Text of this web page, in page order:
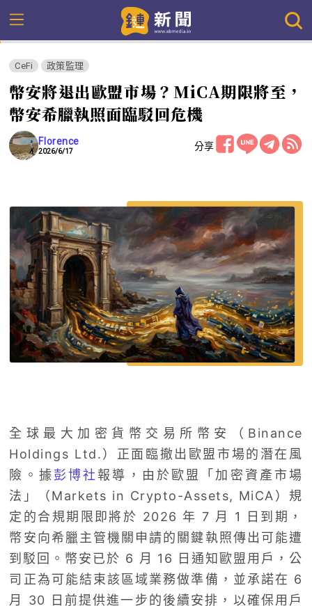
CeFi 政策監理
幣安將退出歐盟市場？MiCA期限將至，
幣安希臘執照面臨駁回危機
Florence
2026/6/17 分享
全球最大加密貨幣交易所幣安（Binance
Holdings Ltd.）正面臨撤出歐盟市場的潛在風
險。據 彭博社報導，由於歐盟「加密資產市場
法」（Markets in Crypto-Assets, MiCA）規
定的合規期限即將於 2026 年 7 月 1 日到期，
幣安向希臘主管機關申請的關鍵執照傳出可能遭
到駁回。幣安已於 6 月 16 日通知歐盟用戶，公
司正為可能結束該區域業務做準備，並承諾在 6
月 30 日前提供進一步的後續安排，以確保用戶